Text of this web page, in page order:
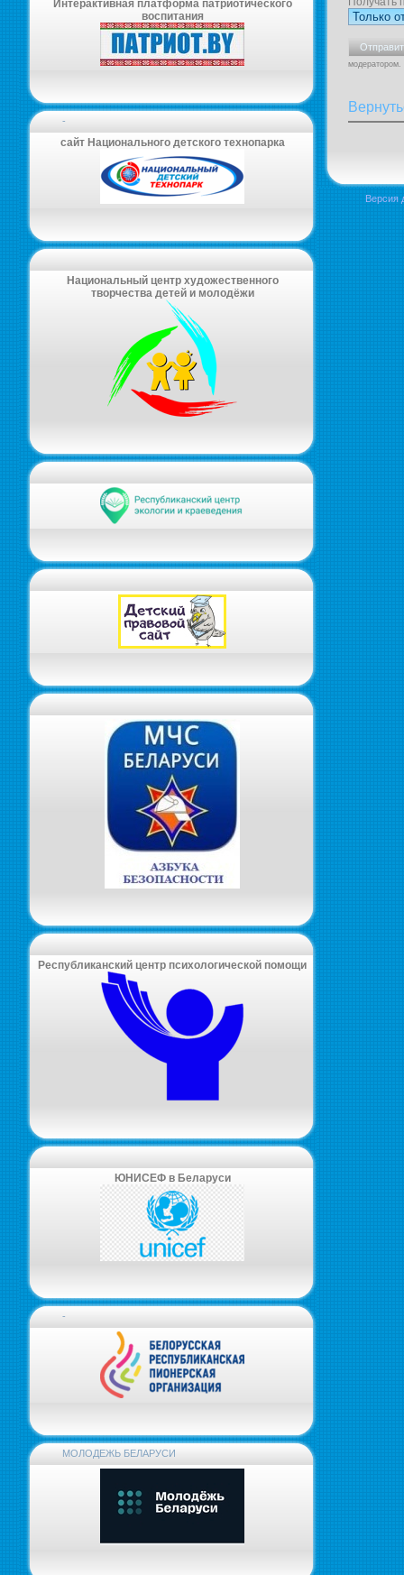
Интерактивная платформа патриотического
воспитания
-
сайт Национального детского технопарка
Национальный центр художественного
творчества детей и молодёжи
Республиканский центр психологической помощи
ЮНИСЕФ в Беларуси
-
МОЛОДЕЖЬ БЕЛАРУСИ
модератором.
Версия